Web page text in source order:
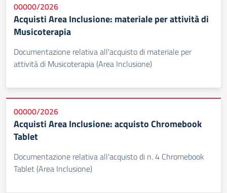
00000/2026
Acquisti Area Inclusione: materiale per attività di
Musicoterapia
Documentazione relativa all'acquisto di materiale per
attività di Musicoterapia (Area Inclusione)
00000/2026
Acquisti Area Inclusione: acquisto Chromebook
Tablet
Documentazione relativa all'acquisto di n. 4 Chromebook
Tablet (Area Inclusione)